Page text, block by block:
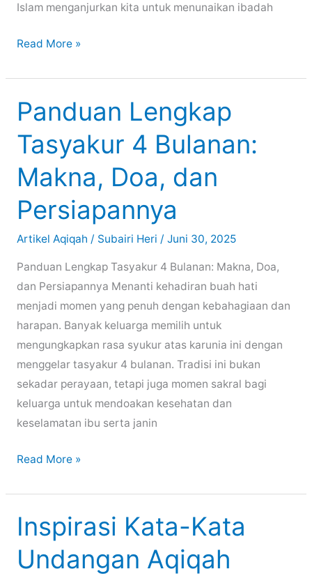
Islam menganjurkan kita untuk menunaikan ibadah
Siapa
yang
Melaksanakan
Aqiqah?
Ini
&
Penjelasannya
Read More »
Panduan Lengkap
Tasyakur 4 Bulanan:
Makna, Doa, dan
Persiapannya
Artikel Aqiqah / Subairi Heri / Juni 30, 2025
Panduan Lengkap Tasyakur 4 Bulanan: Makna, Doa,
dan Persiapannya Menanti kehadiran buah hati
menjadi momen yang penuh dengan kebahagiaan dan
harapan. Banyak keluarga memilih untuk
mengungkapkan rasa syukur atas karunia ini dengan
menggelar tasyakur 4 bulanan. Tradisi ini bukan
sekadar perayaan, tetapi juga momen sakral bagi
keluarga untuk mendoakan kesehatan dan
keselamatan ibu serta janin
Panduan
Tasyakur
4
Bulanan:
Makna,
Read More »
Inspirasi Kata-Kata
Undangan Aqiqah